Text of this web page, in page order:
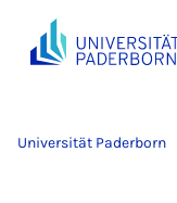
Universität Paderborn